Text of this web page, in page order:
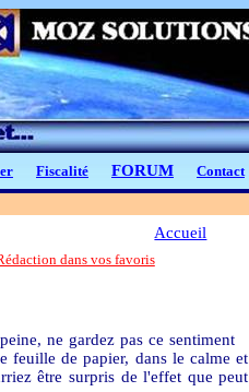
Fiscalité FORUM Contact
Accueil
dans vos favoris
ne gardez pas ce sentiment
de papier, dans le calme et
être surpris de l'effet que peut